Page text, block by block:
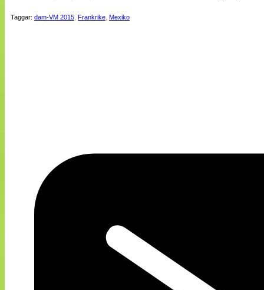
Statistik
Taggar: dam-VM 2015 Frankrike Mexiko